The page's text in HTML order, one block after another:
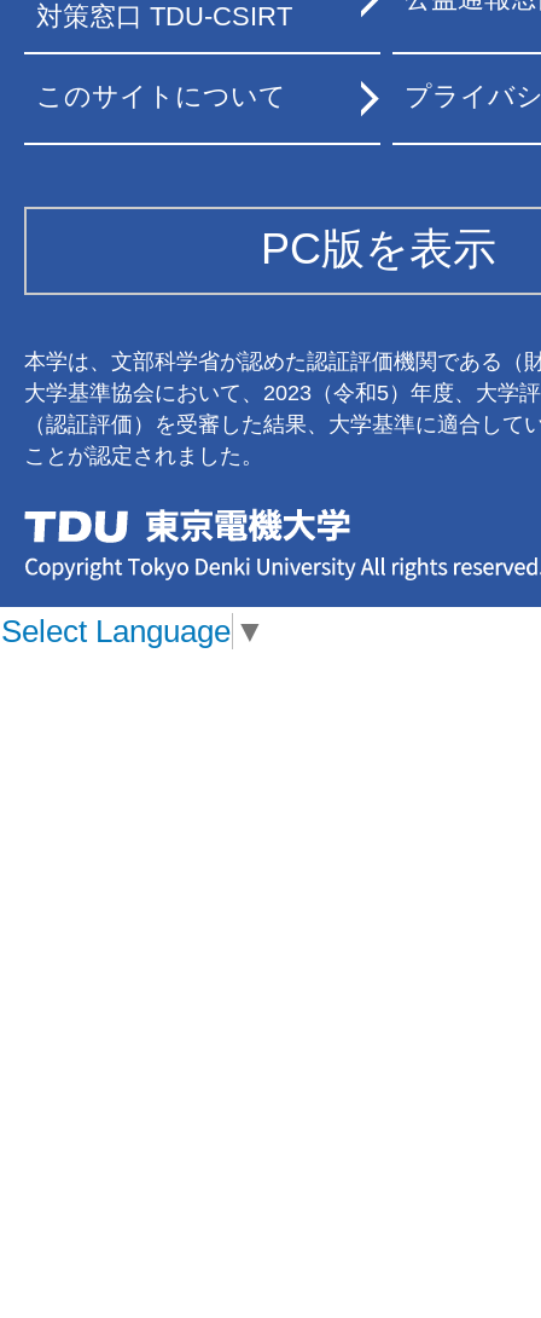
対策窓口 TDU-CSIRT
このサイトについて プライバ
PC版を表示
本学は、文部科学省が認めた認証評価機関である（
大学基準協会において、2023（令和5）年度、大学
（認証評価）を受審した結果、大学基準に適合して
ことが認定されました。
Select Language ▼